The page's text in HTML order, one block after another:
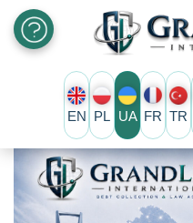
EN PL UA FR TR